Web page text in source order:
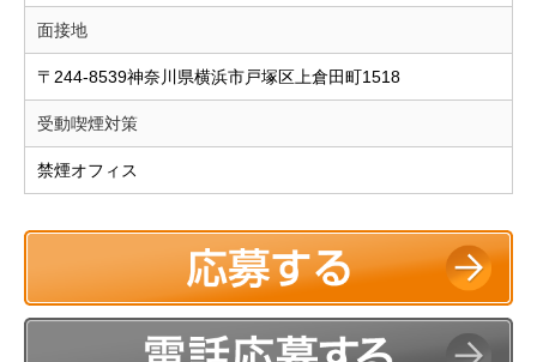
面接地
〒244-8539神奈川県横浜市戸塚区上倉田町1518
受動喫煙対策
禁煙オフィス